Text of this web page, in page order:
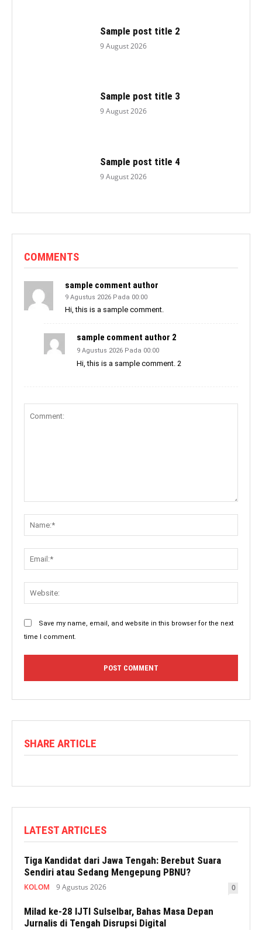
Sample post title 2
9 August 2026
Sample post title 3
9 August 2026
Sample post title 4
9 August 2026
COMMENTS
sample comment author
9 Agustus 2026 Pada 00:00
Hi, this is a sample comment.
sample comment author 2
9 Agustus 2026 Pada 00:00
Hi, this is a sample comment. 2
Save my name, email, and website in this browser for the next
time I comment.
SHARE ARTICLE
LATEST ARTICLES
Tiga Kandidat dari Jawa Tengah: Berebut Suara
Sendiri atau Sedang Mengepung PBNU?
KOLOM 9 Agustus 2026 0
Milad ke-28 IJTI Sulselbar, Bahas Masa Depan
Jurnalis di Tengah Disrupsi Digital